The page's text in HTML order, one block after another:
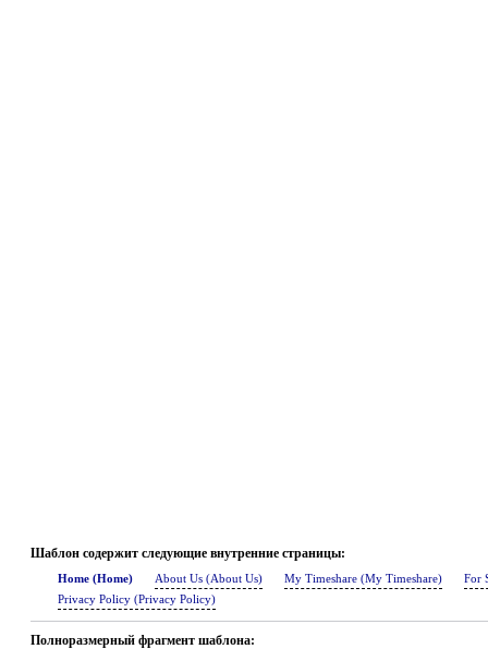
Шаблон содержит следующие внутренние страницы:
Home (Home) About Us (About Us) My Timeshare (My Timeshare)
For
Privacy Policy (Privacy Policy)
Полноразмерный фрагмент шаблона: